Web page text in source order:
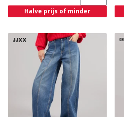
Halve prijs of minder